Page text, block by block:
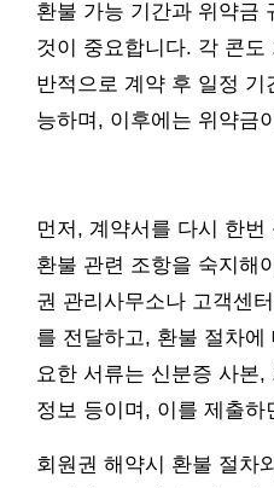
환불 가능 기간과 위약금
것이 중요합니다. 각 콘
반적으로 계약 후 일정
능하며, 이후에는 위약금
먼저, 계약서를 다시 한
환불 관련 조항을 숙지해
권 관리사무소나 고객센
를 전달하고, 환불 절차
요한 서류는 신분증 사본
정보 등이며, 이를 제출하
회원권 해약시 환불 절차